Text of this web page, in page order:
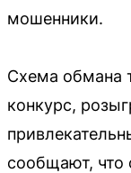
мошенники.
Схема обмана
конкурс,
сообщают, что